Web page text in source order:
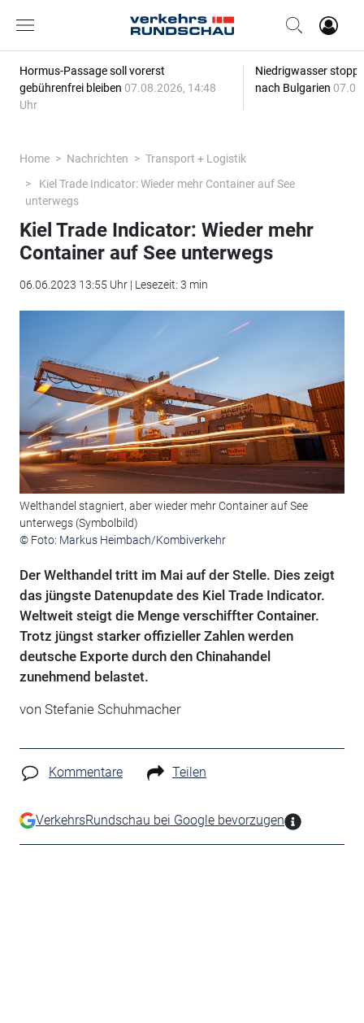
Hormus-Passage soll vorerst
gebührenfrei bleiben 07.08.2026, 14:48
Uhr
Niedrigwasser
nach Bulgarien
Home Nachrichten
Transport + Logistik
Kiel Trade Indicator: Wieder mehr Container auf See
unterwegs
Kiel Trade Indicator: Wieder mehr
Container auf See unterwegs
06.06.2023 13:55 Uhr | Lesezeit: 3 min
Welthandel stagniert, aber wieder mehr Container auf See
unterwegs (Symbolbild)
© Foto: Markus Heimbach/Kombiverkehr
Der Welthandel tritt im Mai auf der Stelle. Dies zeigt
das jüngste Datenupdate des Kiel Trade Indicator.
Weltweit steigt die Menge verschiffter Container.
Trotz jüngst starker offizieller Zahlen werden
deutsche Exporte durch den Chinahandel
zunehmend belastet.
von Stefanie Schuhmacher
Kommentare Teilen
VerkehrsRundschau bei Google bevorzugen